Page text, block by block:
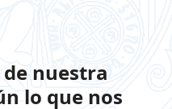
nuestra
lo que nos